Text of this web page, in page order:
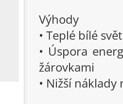
Výhody
• Teplé bílé
• Úspora
žárovkami
• Nižší